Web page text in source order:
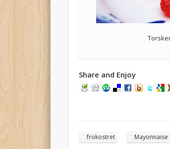
Share and Enjoy
frokostret Mayonnaise